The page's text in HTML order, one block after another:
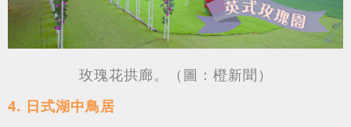
玫瑰花拱廊。（圖：橙新聞）
4. 日式湖中鳥居